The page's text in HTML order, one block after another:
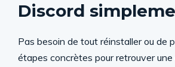
Discord
Pas besoin de tout réinstaller ou de
étapes concrètes pour retrouver une